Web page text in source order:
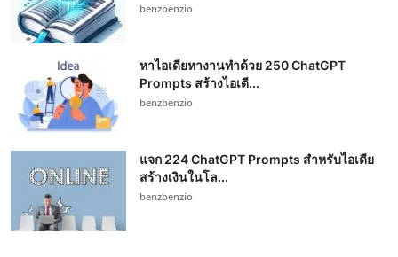
benzbenzio
หาไอเดียหางานทำด้วย 250 ChatGPT
Prompts สร้างไอเดี...
benzbenzio
แจก 224 ChatGPT Prompts สำหรับไอเดีย
สร้างเงินในโล...
benzbenzio